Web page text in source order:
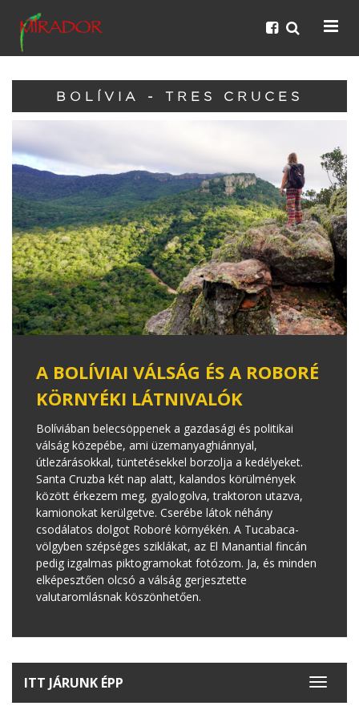
BOLÍVIA - TRES CRUCES
A BOLÍVIAI VÁLSÁG ÉS A ROBORÉ
KÖRNYÉKI LÁTNIVALÓK
Bolíviában belecsöppenek a gazdasági és politikai
válság közepébe, ami üzemanyaghiánnyal,
útlezárásokkal, tüntetésekkel borzolja a kedélyeket.
Santa Cruzba két nap alatt, kalandos körülmények
között érkezem meg, gyalogolva, traktoron utazva,
kamionokat kerülgetve. Cserébe látok néhány
csodálatos dolgot Roboré környékén. A Tucabaca-
völgyben szépséges sziklákat, az El Manantial fincán
pedig izgalmas piktogramokat fotózom. Ja, és minden
elképesztően olcsó a válság gerjesztette
valutaromlásnak köszönhetően.
Toggle
ITT JÁRUNK ÉPP